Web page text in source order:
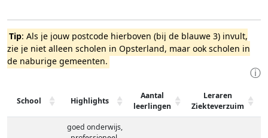
Tip: Als je jouw postcode hierboven (bij de blauwe 3) invult,
zie je niet alleen scholen in Opsterland, maar ook scholen in
de naburige gemeenten.
ⓘ
School Highlights
Aantal
leerlingen
Leraren
Ziekteverzuim
goed onderwijs,